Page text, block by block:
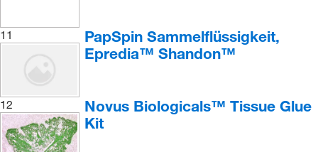
11
PapSpin Sammelflüssigkeit,
Epredia™ Shandon™
12
Novus Biologicals™ Tissue Glue
Kit